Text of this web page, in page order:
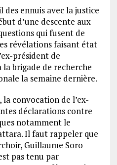
ennuis avec la justice
d’une descente aux
qui fusent de
révélations faisant état
président de
la brigade de recherche
la semaine dernière.
la convocation de l’ex-
déclarations contre
notamment le
Il faut rappeler que
Guillaume Soro
pas tenu par